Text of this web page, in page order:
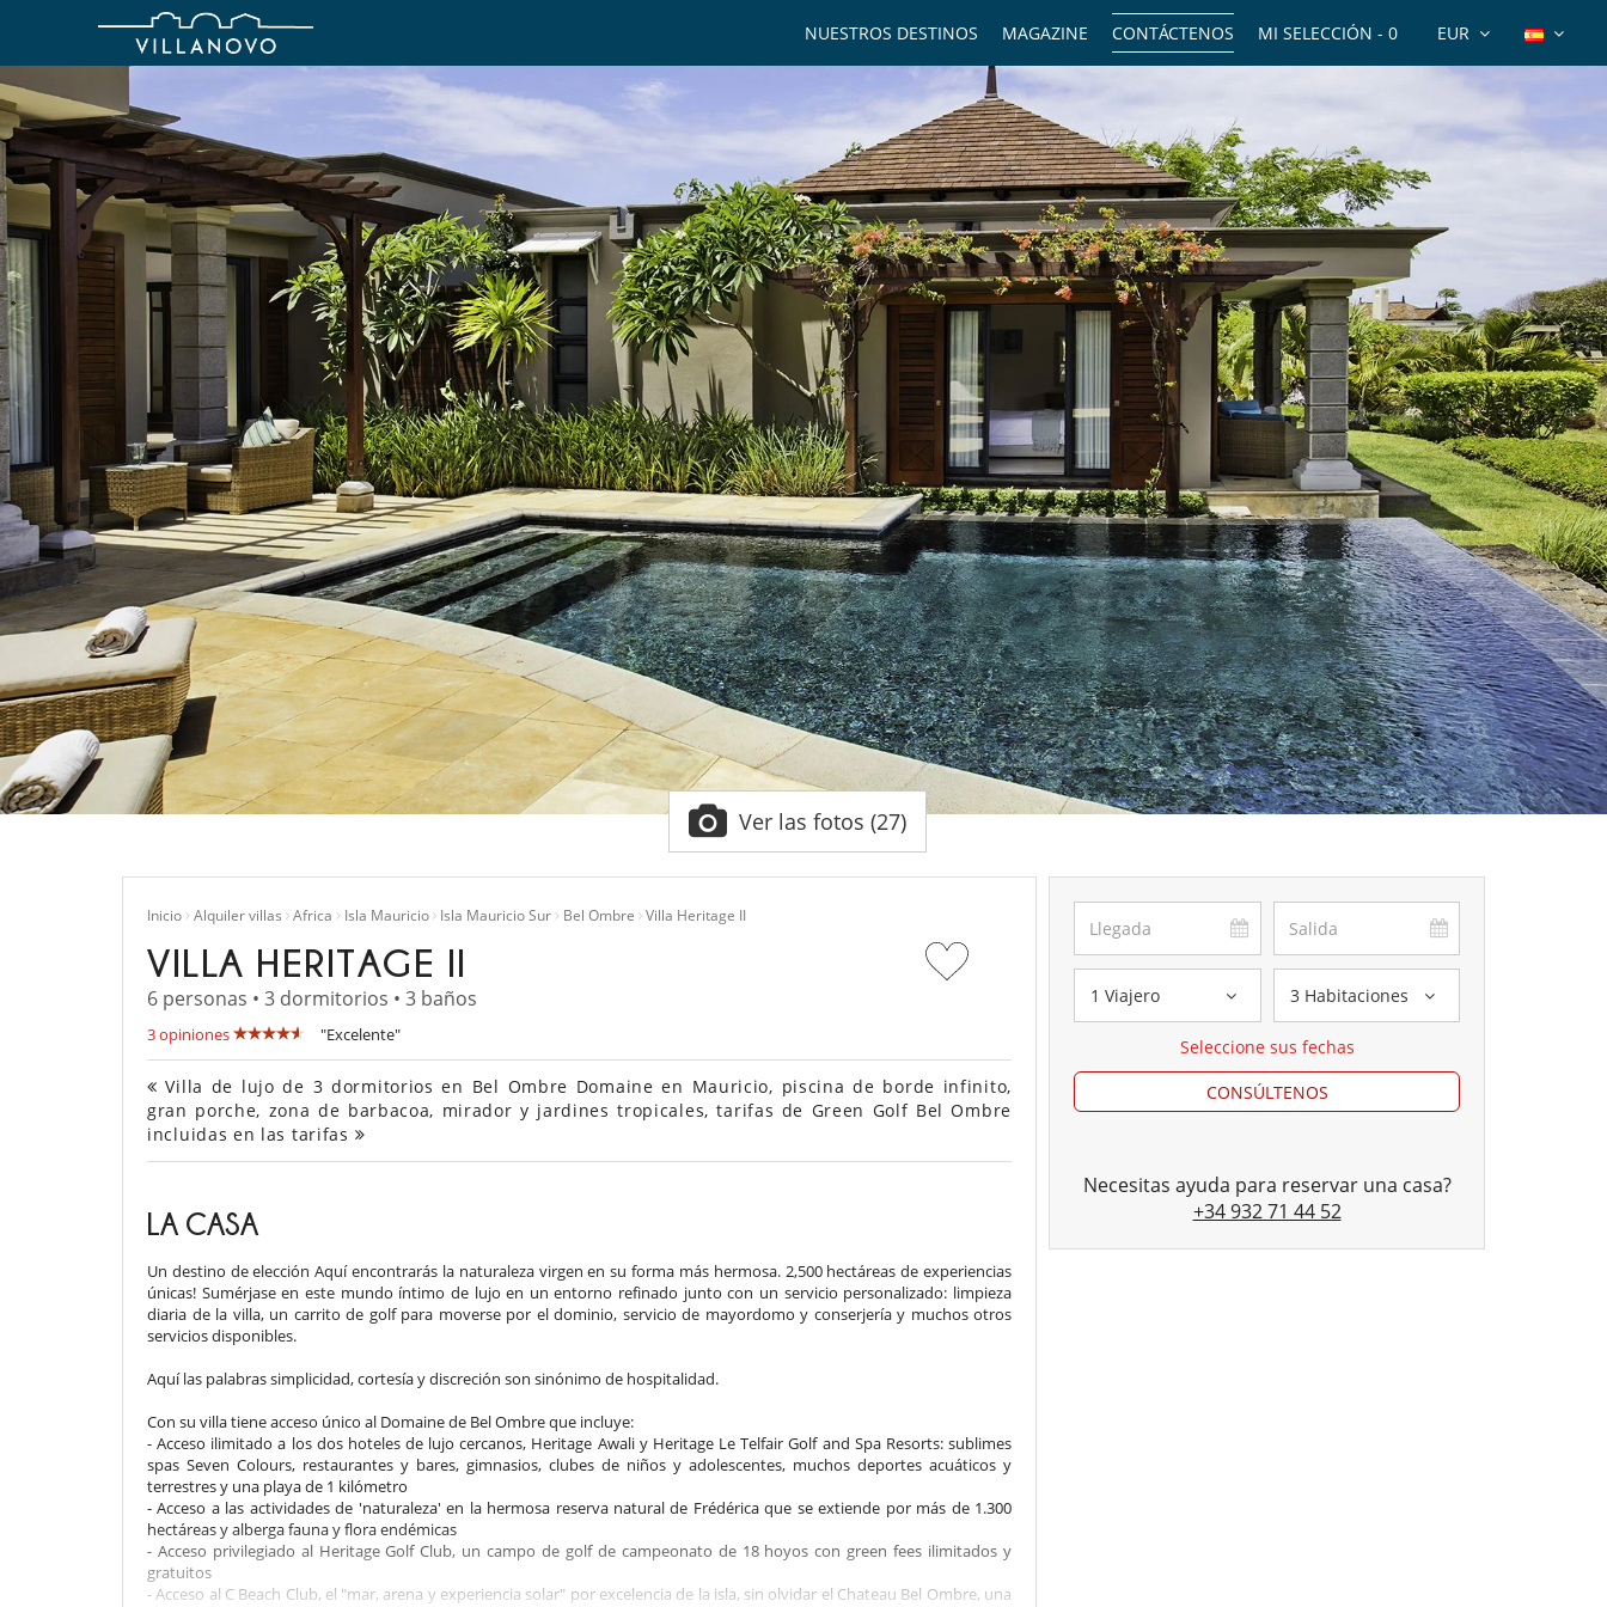
EUR
MI SELECCIÓN - 0
CONTÁCTENOS
MAGAZINE
NUESTROS DESTINOS
Ver las fotos (27)
Inicio Alquiler villas Africa Isla Mauricio Isla Mauricio Sur Bel Ombre Villa Heritage II
VILLA HERITAGE II
6 personas • 3 dormitorios • 3 baños
3 opiniones "Excelente"
Villa de lujo de 3 dormitorios en Bel Ombre Domaine en Mauricio, piscina de borde infinito,
gran porche, zona de barbacoa, mirador y jardines tropicales, tarifas de Green Golf Bel Ombre
incluidas en las tarifas
LA CASA
Un destino de elección Aquí encontrarás la naturaleza virgen en su forma más hermosa. 2,500 hectáreas de experiencias
únicas! Sumérjase en este mundo íntimo de lujo en un entorno refinado junto con un servicio personalizado: limpieza
diaria de la villa, un carrito de golf para moverse por el dominio, servicio de mayordomo y conserjería y muchos otros
servicios disponibles.
Aquí las palabras simplicidad, cortesía y discreción son sinónimo de hospitalidad.
Con su villa tiene acceso único al Domaine de Bel Ombre que incluye:
- Acceso ilimitado a los dos hoteles de lujo cercanos, Heritage Awali y Heritage Le Telfair Golf and Spa Resorts: sublimes
spas Seven Colours, restaurantes y bares, gimnasios, clubes de niños y adolescentes, muchos deportes acuáticos y
terrestres y una playa de 1 kilómetro
- Acceso a las actividades de 'naturaleza' en la hermosa reserva natural de Frédérica que se extiende por más de 1.300
hectáreas y alberga fauna y flora endémicas
- Acceso privilegiado al Heritage Golf Club, un campo de golf de campeonato de 18 hoyos con green fees ilimitados y
gratuitos
- Acceso al C Beach Club, el "mar, arena y experiencia solar" por excelencia de la isla, sin olvidar el Chateau Bel Ombre, una
1 Viajero 3 Habitaciones
Seleccione sus fechas
CONSÚLTENOS
Necesitas ayuda para reservar una casa?
+34 932 71 44 52